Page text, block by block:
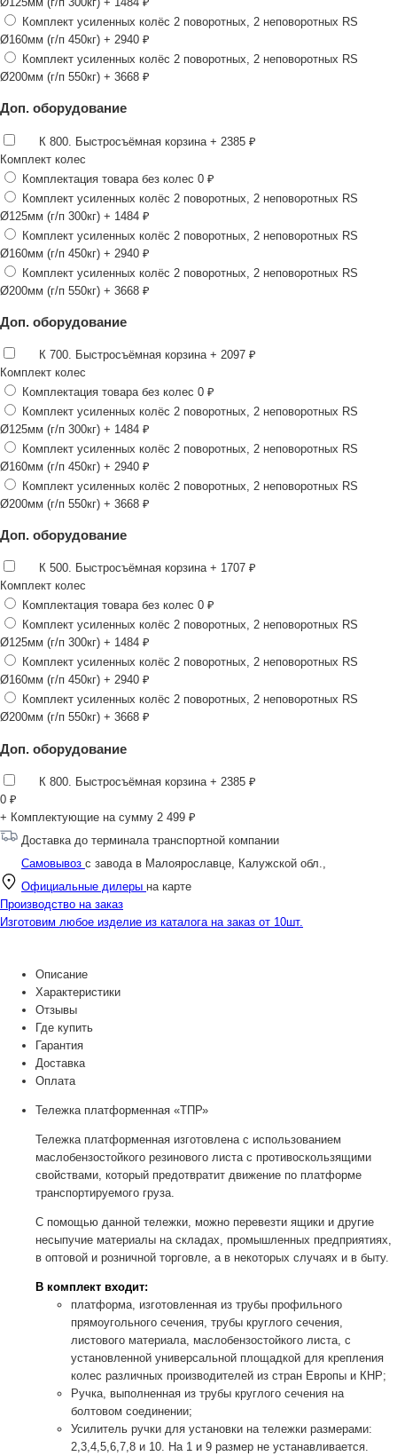
Комплект усиленных колёс 2 поворотных, 2 неповоротных RS
Ø160мм (г/п 450кг) + 2940 ₽
Комплект усиленных колёс 2 поворотных, 2 неповоротных RS
Ø200мм (г/п 550кг) + 3668 ₽
Доп. оборудование
К 800. Быстросъёмная корзина + 2385 ₽
Комплект колес
Комплектация товара без колес 0 ₽
Комплект усиленных колёс 2 поворотных, 2 неповоротных RS
Ø125мм (г/п 300кг) + 1484 ₽
Комплект усиленных колёс 2 поворотных, 2 неповоротных RS
Ø160мм (г/п 450кг) + 2940 ₽
Комплект усиленных колёс 2 поворотных, 2 неповоротных RS
Ø200мм (г/п 550кг) + 3668 ₽
Доп. оборудование
К 700. Быстросъёмная корзина + 2097 ₽
Комплект колес
Комплектация товара без колес 0 ₽
Комплект усиленных колёс 2 поворотных, 2 неповоротных RS
Ø125мм (г/п 300кг) + 1484 ₽
Комплект усиленных колёс 2 поворотных, 2 неповоротных RS
Ø160мм (г/п 450кг) + 2940 ₽
Комплект усиленных колёс 2 поворотных, 2 неповоротных RS
Ø200мм (г/п 550кг) + 3668 ₽
Доп. оборудование
К 500. Быстросъёмная корзина + 1707 ₽
Комплект колес
Комплектация товара без колес 0 ₽
Комплект усиленных колёс 2 поворотных, 2 неповоротных RS
Ø125мм (г/п 300кг) + 1484 ₽
Комплект усиленных колёс 2 поворотных, 2 неповоротных RS
Ø160мм (г/п 450кг) + 2940 ₽
Комплект усиленных колёс 2 поворотных, 2 неповоротных RS
Ø200мм (г/п 550кг) + 3668 ₽
Доп. оборудование
К 800. Быстросъёмная корзина + 2385 ₽
0 ₽
+ Комплектующие на сумму 2 499 ₽
Доставка до терминала транспортной компании
Самовывоз с завода в Малоярославце, Калужской обл.,
Официальные дилеры на карте
Производство на заказ
Изготовим любое изделие из каталога на заказ от 10шт.
Описание
Характеристики
Отзывы
Где купить
Гарантия
Доставка
Оплата
Тележка платформенная «ТПР»
Тележка платформенная изготовлена с использованием
маслобензостойкого резинового листа с противоскользящими
свойствами, который предотвратит движение по платформе
транспортируемого груза.
С помощью данной тележки, можно перевезти ящики и другие
несыпучие материалы на складах, промышленных предприятиях,
в оптовой и розничной торговле, а в некоторых случаях и в быту.
В комплект входит:
платформа, изготовленная из трубы профильного
прямоугольного сечения, трубы круглого сечения,
листового материала, маслобензостойкого листа, с
установленной универсальной площадкой для крепления
колес различных производителей из стран Европы и КНР;
Ручка, выполненная из трубы круглого сечения на
болтовом соединении;
Усилитель ручки для установки на тележки размерами:
2,3,4,5,6,7,8 и 10. На 1 и 9 размер не устанавливается.